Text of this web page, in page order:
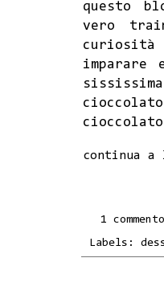
questo
vero
curiosità
imparare
continua a
1
Labels: